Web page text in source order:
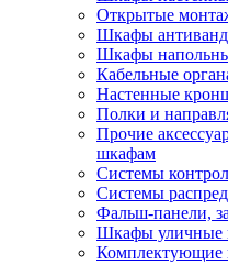
Открытые
Шкафы
Шкафы
Кабельные
Настенные
Полки и
Прочие
шкафам
Системы
Системы
Фальш-панели,
Шкафы уличные
Комплектующие